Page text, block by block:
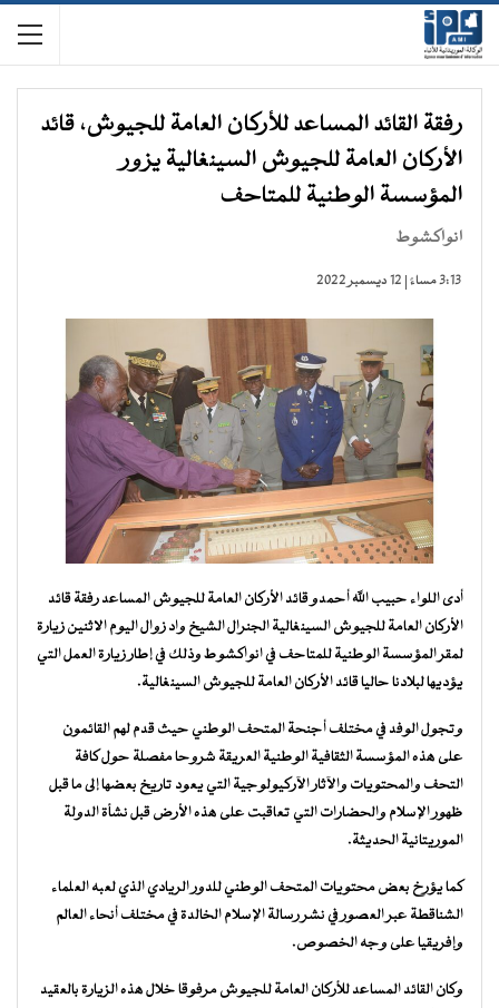
رفقة القائد المساعد للأركان العامة للجيوش، قائد
الأركان العامة للجيوش السينغالية يزور
المؤسسة الوطنية للمتاحف
انواكشوط
3:13 مساءً | 12 ديسمبر 2022
أدى اللواء حبيب الله أحمدو قائد الأركان العامة للجيوش المساعد رفقة قائد
الأركان العامة للجيوش السينغالية الجنرال الشيخ واد زوال اليوم الاثنين زيارة
لمقر المؤسسة الوطنية للمتاحف في انواكشوط وذلك في إطار زيارة العمل التي
يؤديها لبلادنا حاليا قائد الأركان العامة للجيوش السينغالية.
وتجول الوفد في مختلف أجنحة المتحف الوطني حيث قدم لهم القائمون
على هذه المؤسسة الثقافية الوطنية العريقة شروحا مفصلة حول كافة
التحف والمحتويات والآثار الآركيولوجية التي يعود تاريخ بعضها إلى ما قبل
ظهور الإسلام والحضارات التي تعاقبت على هذه الأرض قبل نشأة الدولة
الموريتانية الحديثة.
كما يؤرخ بعض محتويات المتحف الوطني للدور الريادي الذي لعبه العلماء
الشناقطة عبر العصور في نشر رسالة الإسلام الخالدة في مختلف أنحاء العالم
وإفريقيا على وجه الخصوص.
وكان القائد المساعد للأركان العامة للجيوش مرفوقا خلال هذه الزيارة بالعقيد